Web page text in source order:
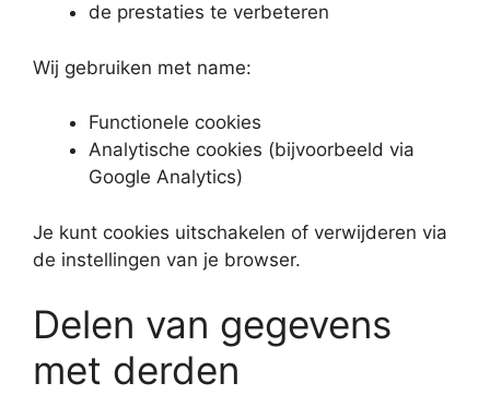
de prestaties te verbeteren
Wij gebruiken met name:
Functionele cookies
Analytische cookies (bijvoorbeeld via
Google Analytics)
Je kunt cookies uitschakelen of verwijderen via
de instellingen van je browser.
Delen van gegevens
met derden